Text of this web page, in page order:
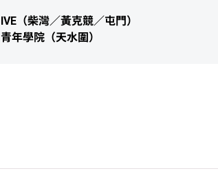
IVE（柴灣／黃克競／屯門）
青年學院（天水圍）